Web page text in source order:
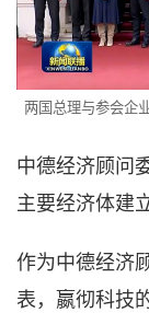
两国总理与参会企
中德经济顾问
主要经济体建
作为中德经济
表，嬴彻科技